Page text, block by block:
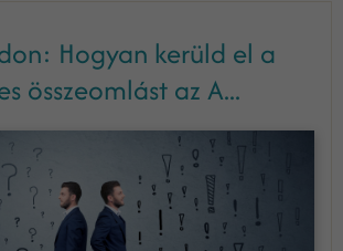
Hogyan kerüld el a
összeomlást az A...